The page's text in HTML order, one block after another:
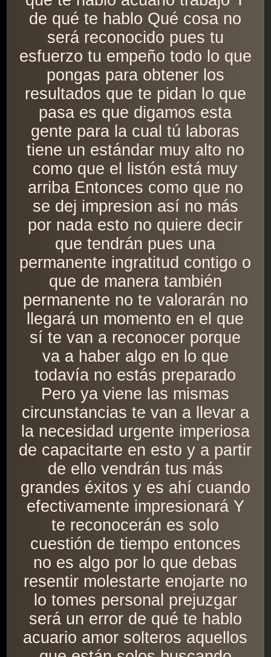
de qué te hablo Qué cosa no
será reconocido pues tu
esfuerzo tu empeño todo lo que
pongas para obtener los
resultados que te pidan lo que
pasa es que digamos esta
gente para la cual tú laboras
tiene un estándar muy alto no
como que el listón está muy
arriba Entonces como que no
se dej impresion así no más
por nada esto no quiere decir
que tendrán pues una
permanente ingratitud contigo o
que de manera también
permanente no te valorarán no
llegará un momento en el que
sí te van a reconocer porque
va a haber algo en lo que
todavía no estás preparado
Pero ya viene las mismas
circunstancias te van a llevar a
la necesidad urgente imperiosa
de capacitarte en esto y a partir
de ello vendrán tus más
grandes éxitos y es ahí cuando
efectivamente impresionará Y
te reconocerán es solo
cuestión de tiempo entonces
no es algo por lo que debas
resentir molestarte enojarte no
lo tomes personal prejuzgar
será un error de qué te hablo
acuario amor solteros aquellos